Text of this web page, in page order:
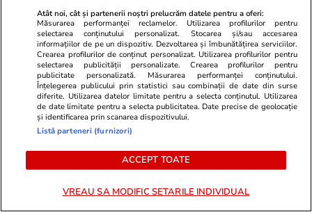
Reportaj
Știri România 11 iul.
Cât costă kilogramul de vinete
în piețe. Românii stau la cozi
pentru salata preferată a verii
Atât noi, cât și partenerii noștri prelucrăm datele pentru a oferi:
Măsurarea performanței reclamelor. Utilizarea profilurilor pentru
selectarea conținutului personalizat. Stocarea și/sau accesarea
informațiilor de pe un dispozitiv. Dezvoltarea și îmbunătățirea serviciilor.
Crearea profilurilor de conținut personalizat. Utilizarea profilurilor pentru
selectarea publicității personalizate. Crearea profilurilor pentru
publicitate personalizată. Măsurarea performanței conținutului.
Înțelegerea publicului prin statistici sau combinații de date din surse
diferite. Utilizarea datelor limitate pentru a selecta conținutul. Utilizarea
de date limitate pentru a selecta publicitatea. Date precise de geolocație
și identificarea prin scanarea dispozitivului.
Listă parteneri (furnizori)
ACCEPT TOATE
VREAU SA MODIFIC SETARILE INDIVIDUAL